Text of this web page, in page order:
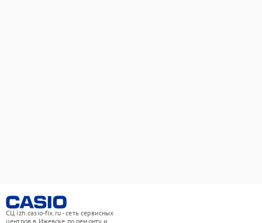
СЦ izh.casio-fix.ru - сеть сервисных
центров в Ижевске по ремонту и